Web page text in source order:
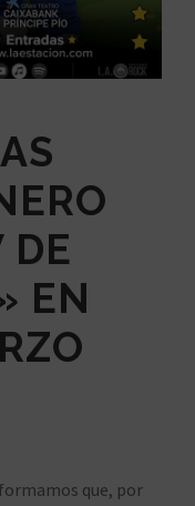
DE
EN
que, por